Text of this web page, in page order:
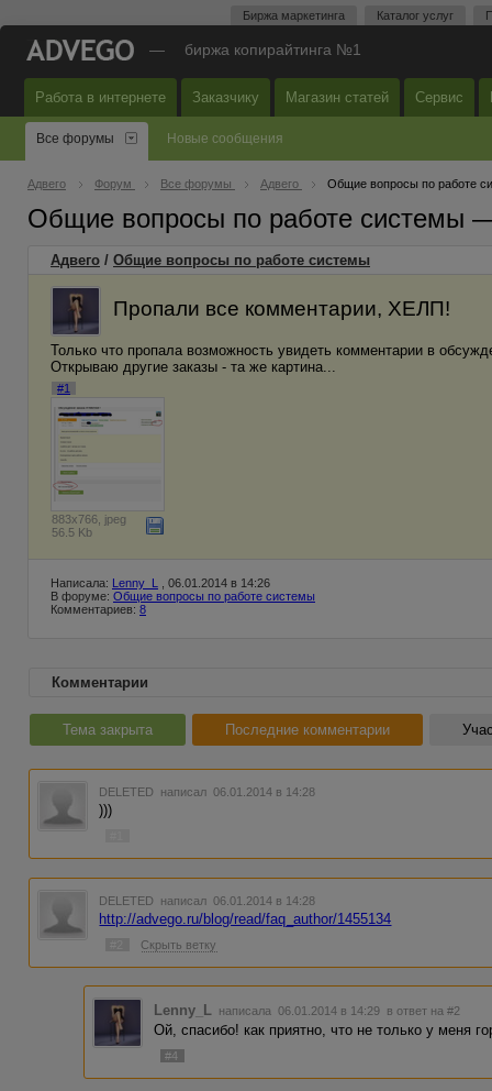
Биржа маркетинга Каталог услуг
— биржа копирайтинга №1
Работа в интернете Заказчику Магазин статей Сервис
Все форумы Новые сообщения
Адвего Форум Все форумы Адвего Общие вопросы по работе
Общие вопросы по работе системы
Адвего / Общие вопросы по работе системы
Пропали все комментарии, ХЕЛП!
Только что пропала возможность увидеть комментарии в
Открываю другие заказы - та же картина...
#1
883x766, jpeg
56.5 Kb
Написала: Lenny_L
, 06.01.2014 в 14:26
В форуме: Общие вопросы по работе системы
Комментариев: 8
Комментарии
Тема закрыта Последние комментарии
DELETED написал 06.01.2014 в 14:28
)))
DELETED написал 06.01.2014 в 14:28
http://advego.ru/blog/read/faq_author/1455134
Скрыть ветку
Lenny_L написала 06.01.2014 в 14:29 в ответ на #2
Ой, спасибо! как приятно, что не только у меня
#4